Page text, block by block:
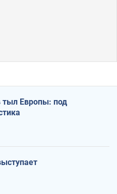
тыл Европы: под